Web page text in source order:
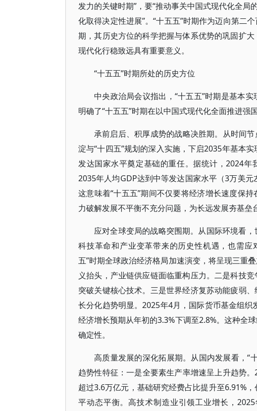
发力的关键时期”，要“推动事关中国式现代化全局
化取得决定性进展”。“十五五”时期作为迈向第二
期，其历史方位的科学把握与体系优势的巩固扩
现代化行稳致远具有重要意义。
“十五五”时期所处的历史方位
中央政治局会议指出，“十五五”时期是基本
明确了“十五五”时期在以中国式现代化全面推进强
承前启后、积厚成势的战略决胜期。从时间
淀与“十四五”规划的深入实施，下启2035年基本
发达国家水平奠定基础的重任。据统计，2024
2035年人均GDP达到中等发达国家水平（3万美元
这意味着“十五五”期间不仅要将经济增长速度保
力破解发展不平衡不充分问题，为长远发展夯基垒
应对全球变局的战略突围期。从国际环境看
科技革命和产业变革带来的历史性机遇，也需
五”时期全球政治经济格局加速演变，将呈现三重
义抬头，产业链供应链面临重构压力。二是科技
突破关键核心技术。三是世界经济复苏动能疲弱
长分化趋势明显。2025年4月，国际货币基金组
经济增长预期从年初的3.3%下调至2.8%。这种全
确定性。
高质量发展的深化拓展期。从国内发展看，“
趋势性特征：一是全要素生产率增速呈上升趋势
超过3.6万亿元，基础研究经费占比提升至6.91%
平动态平衡。高技术制造业引领工业增长，